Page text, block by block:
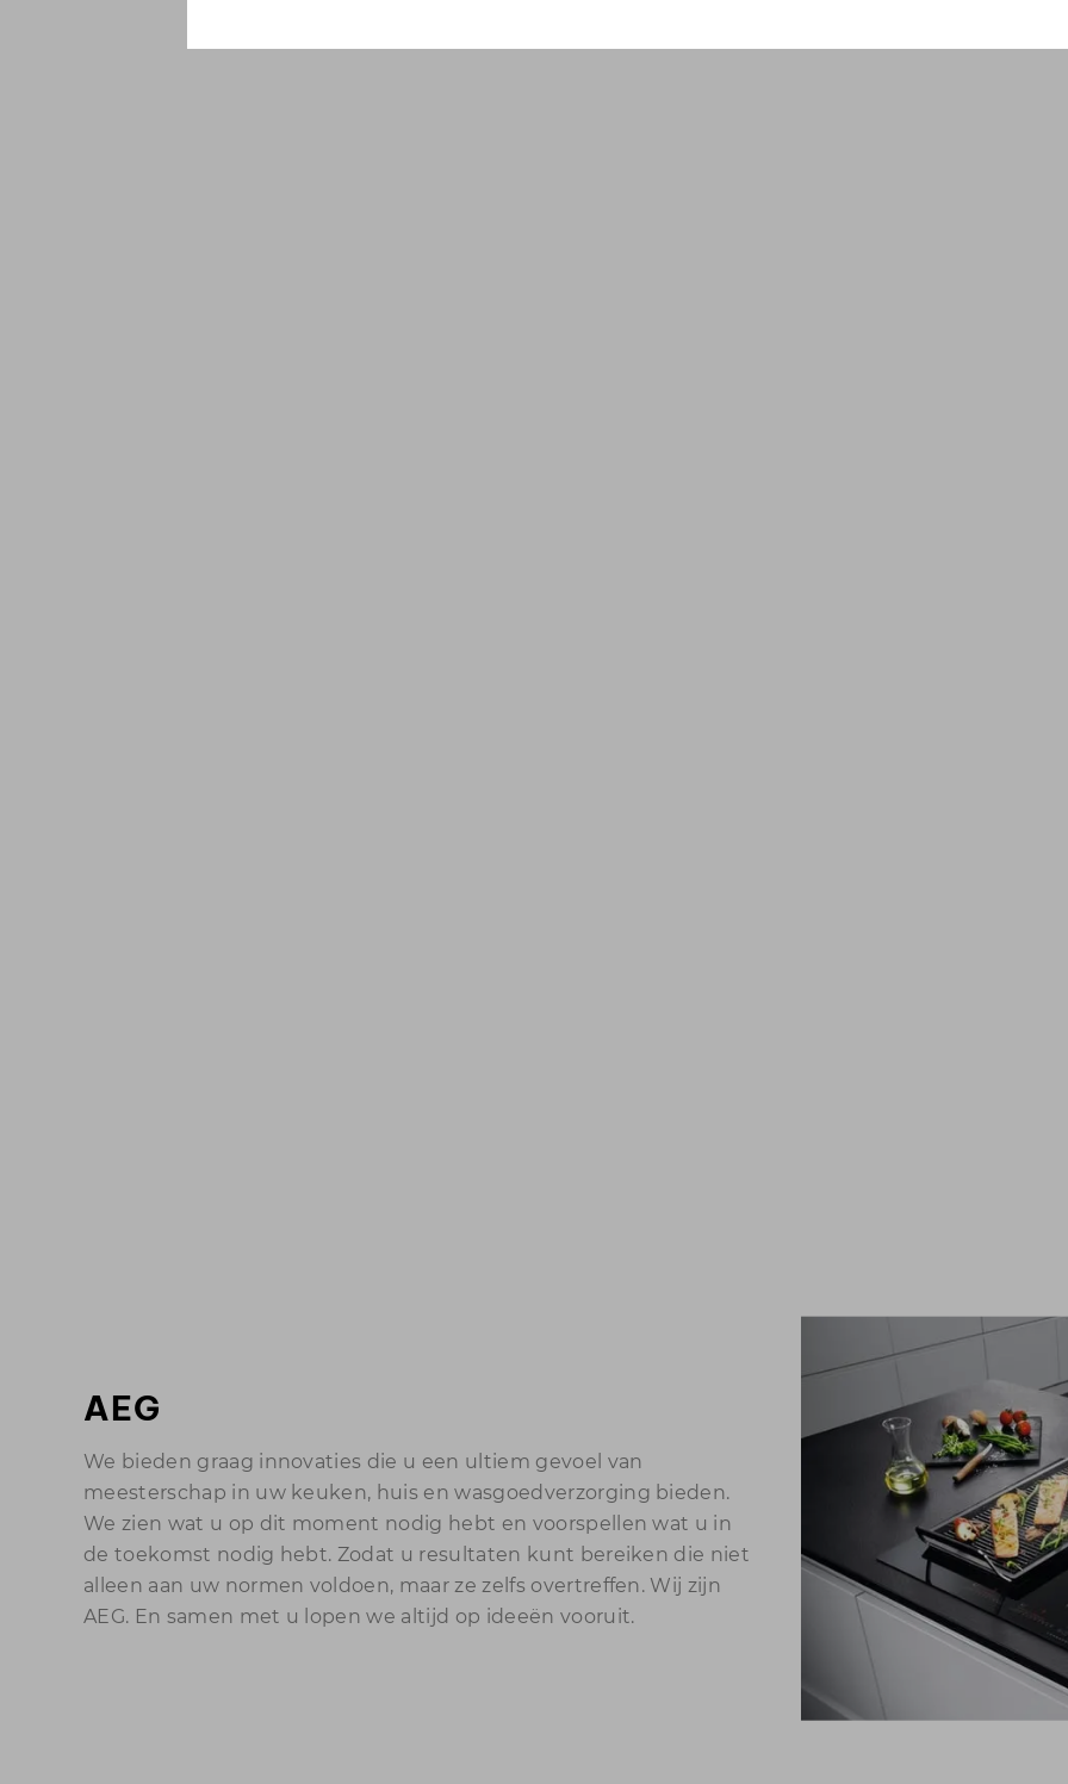
AEG
We bieden graag innovaties die u een ultiem gevoel van
meesterschap in uw keuken, huis en wasgoedverzorging bieden.
We zien wat u op dit moment nodig hebt en voorspellen wat u in
de toekomst nodig hebt. Zodat u resultaten kunt bereiken die niet
alleen aan uw normen voldoen, maar ze zelfs overtreffen. Wij zijn
AEG. En samen met u lopen we altijd op ideeën vooruit.